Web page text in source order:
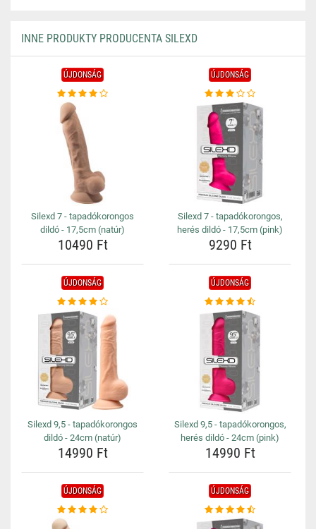
INNE PRODUKTY PRODUCENTA SILEXD
ÚJDONSÁG
Silexd 7 - tapadókorongos
dildó - 17,5cm (natúr)
10490 Ft
ÚJDONSÁG
Silexd 7 - tapadókorongos,
herés dildó - 17,5cm (pink)
9290 Ft
ÚJDONSÁG
Silexd 9,5 - tapadókorongos
dildó - 24cm (natúr)
14990 Ft
ÚJDONSÁG
Silexd 9,5 - tapadókorongos,
herés dildó - 24cm (pink)
14990 Ft
ÚJDONSÁG ÚJDONSÁG